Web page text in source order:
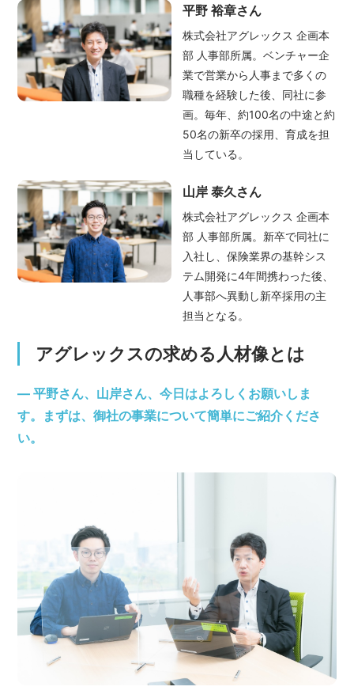
平野 裕章さん
株式会社アグレックス 企画本
部 人事部所属。ベンチャー企
業で営業から人事まで多くの
職種を経験した後、同社に参
画。毎年、約100名の中途と約
50名の新卒の採用、育成を担
当している。
山岸 泰久さん
株式会社アグレックス 企画本
部 人事部所属。新卒で同社に
入社し、保険業界の基幹シス
テム開発に4年間携わった後、
人事部へ異動し新卒採用の主
担当となる。
アグレックスの求める人材像とは
― 平野さん、山岸さん、今日はよろしくお願いしま
す。まずは、御社の事業について簡単にご紹介くださ
い。